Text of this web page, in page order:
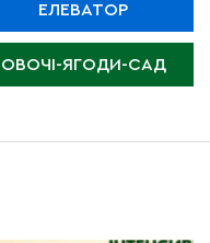
ЕЛЕВАТОР
ОВОЧІ-ЯГОДИ-САД